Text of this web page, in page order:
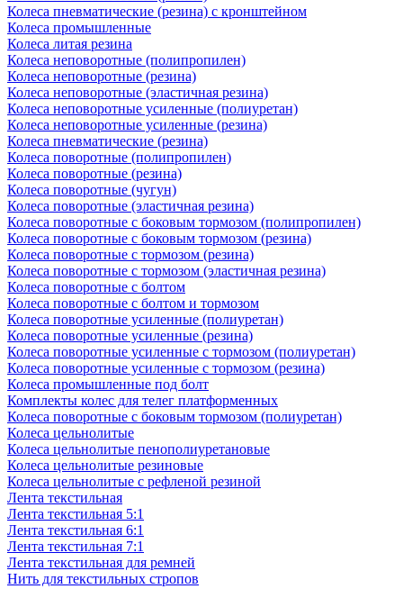
Колеса пневматические (резина) с кронштейном
Колеса промышленные
Колеса литая резина
Колеса неповоротные (полипропилен)
Колеса неповоротные (резина)
Колеса неповоротные (эластичная резина)
Колеса неповоротные усиленные (полиуретан)
Колеса неповоротные усиленные (резина)
Колеса пневматические (резина)
Колеса поворотные (полипропилен)
Колеса поворотные (резина)
Колеса поворотные (чугун)
Колеса поворотные (эластичная резина)
Колеса поворотные c боковым тормозом (полипропилен)
Колеса поворотные c боковым тормозом (резина)
Колеса поворотные c тормозом (резина)
Колеса поворотные c тормозом (эластичная резина)
Колеса поворотные с болтом
Колеса поворотные с болтом и тормозом
Колеса поворотные усиленные (полиуретан)
Колеса поворотные усиленные (резина)
Колеса поворотные усиленные с тормозом (полиуретан)
Колеса поворотные усиленные с тормозом (резина)
Колеса промышленные под болт
Комплекты колес для телег платформенных
Колеса поворотные c боковым тормозом (полиуретан)
Колеса цельнолитые
Колеса цельнолитые пенополиуретановые
Колеса цельнолитые резиновые
Колеса цельнолитые с рефленой резиной
Лента текстильная
Лента текстильная 5:1
Лента текстильная 6:1
Лента текстильная 7:1
Лента текстильная для ремней
Нить для текстильных стропов